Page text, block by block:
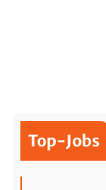
Top-Jobs